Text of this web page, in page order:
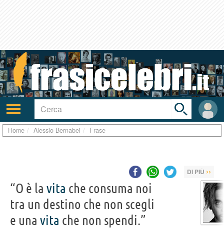
Attiva/disattiva
navigazione
User
area
Toggle
search
bar
Home Alessio Bernabei Frase
DI PIÙ ››
“O è la vita che consuma noi
tra un destino che non scegli
e una vita che non spendi.”